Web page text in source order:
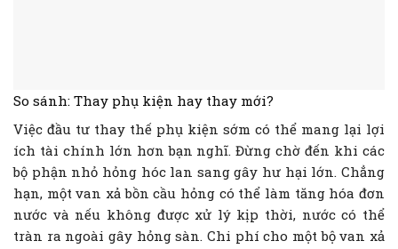
So sánh: Thay phụ kiện hay thay mới?
Việc đầu tư thay thế phụ kiện sớm có thể mang lại lợi
ích tài chính lớn hơn bạn nghĩ. Đừng chờ đến khi các
bộ phận nhỏ hỏng hóc lan sang gây hư hại lớn. Chẳng
hạn, một van xả bồn cầu hỏng có thể làm tăng hóa đơn
nước và nếu không được xử lý kịp thời, nước có thể
tràn ra ngoài gây hỏng sàn. Chi phí cho một bộ van xả